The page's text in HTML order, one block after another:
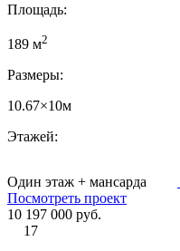
Площадь:
189 м2
Размеры:
10.67×10м
Этажей:
Один этаж + мансарда
Посмотреть проект
10 197 000 руб.
17